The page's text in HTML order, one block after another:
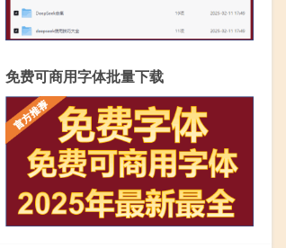
免费可商用字体批量下载